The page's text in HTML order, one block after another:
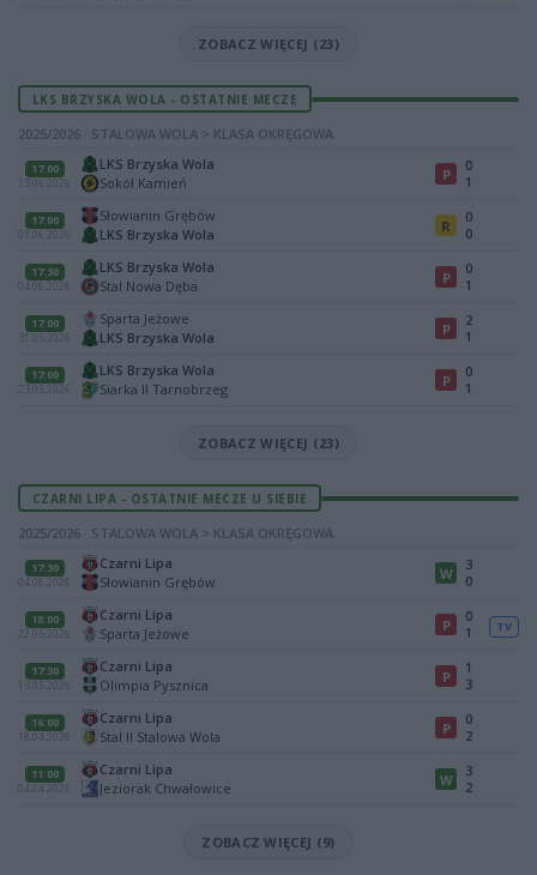
ZOBACZ WIĘCEJ (23)
LKS BRZYSKA WOLA - OSTATNIE MECZE
2025/2026 · STALOWA WOLA > KLASA OKRĘGOWA
17:00
13.06.2026
LKS Brzyska Wola
Sokół Kamień
P
0
1
17:00
07.06.2026
Słowianin Grębów
LKS Brzyska Wola
R
0
0
17:30
04.06.2026
LKS Brzyska Wola
Stal Nowa Dęba
P
0
1
17:00
31.05.2026
Sparta Jeżowe
LKS Brzyska Wola
P
2
1
17:00
23.05.2026
LKS Brzyska Wola
Siarka II Tarnobrzeg
P
0
1
ZOBACZ WIĘCEJ (23)
CZARNI LIPA - OSTATNIE MECZE U SIEBIE
2025/2026 · STALOWA WOLA > KLASA OKRĘGOWA
17:30
04.06.2026
Czarni Lipa
Słowianin Grębów
W
3
0
18:00
22.05.2026
Czarni Lipa
Sparta Jeżowe
P
0
1
TV
17:30
13.05.2026
Czarni Lipa
Olimpia Pysznica
P
1
3
16:00
18.04.2026
Czarni Lipa
Stal II Stalowa Wola
P
0
2
11:00
04.04.2026
Czarni Lipa
Jeziorak Chwałowice
W
3
2
ZOBACZ WIĘCEJ (9)